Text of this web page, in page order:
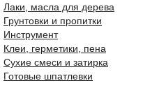
Лаки, масла для дерева
Грунтовки и пропитки
Инструмент
Клеи, герметики, пена
Сухие смеси и затирка
Готовые шпатлевки